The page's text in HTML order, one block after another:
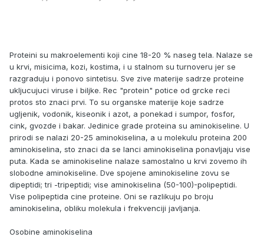
Proteini su makroelementi koji cine 18-20 % naseg tela. Nalaze se
u krvi, misicima, kozi, kostima, i u stalnom su turnoveru jer se
razgraduju i ponovo sintetisu. Sve zive materije sadrze proteine
ukljucujuci viruse i biljke. Rec "protein" potice od grcke reci
protos sto znaci prvi. To su organske materije koje sadrze
ugljenik, vodonik, kiseonik i azot, a ponekad i sumpor, fosfor,
cink, gvozde i bakar. Jedinice grade proteina su aminokiseline. U
prirodi se nalazi 20-25 aminokiselina, a u molekulu proteina 200
aminokiselina, sto znaci da se lanci aminokiselina ponavljaju vise
puta. Kada se aminokiseline nalaze samostalno u krvi zovemo ih
slobodne aminokiseline. Dve spojene aminokiseline zovu se
dipeptidi; tri -tripeptidi; vise aminokiselina (50-100)-polipeptidi.
Vise polipeptida cine proteine. Oni se razlikuju po broju
aminokiselina, obliku molekula i frekvenciji javljanja.
Osobine aminokiselina